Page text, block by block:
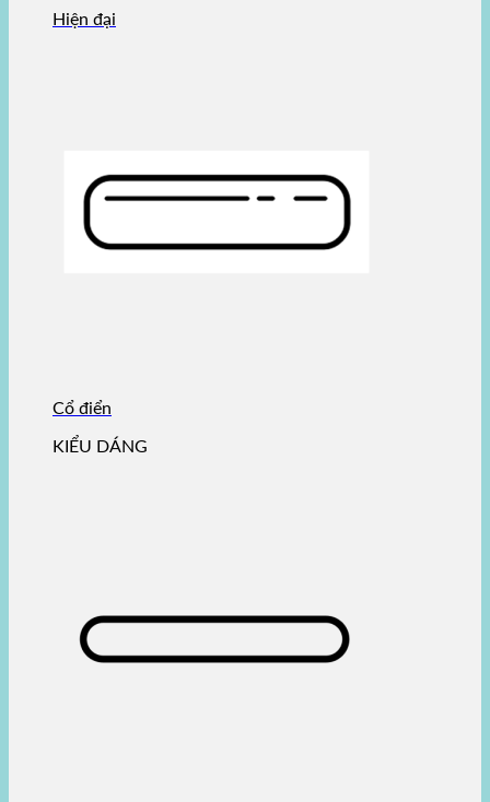
Hiện đại
Cổ điển
KIỂU DÁNG